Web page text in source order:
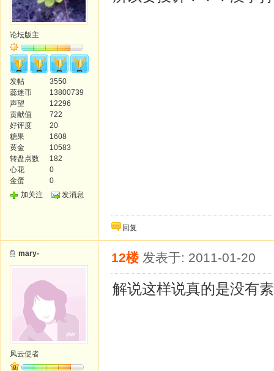
论坛版主
发帖
3550
蕊迷币
13800739
声望
12296
贡献值
722
好评度
20
糖果
1608
黄金
10583
转盘点数
182
心花
0
金蛋
0
加关注
发消息
回复
mary-
风云使者
12楼 发表于: 2011-01-20
解说这样说真的是没有